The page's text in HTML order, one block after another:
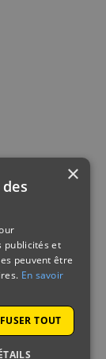
×
publicités et
peuvent être
En savoir
TOUT